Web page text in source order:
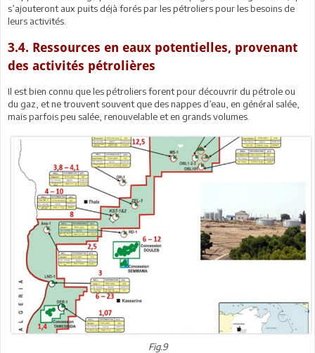
s’ajouteront aux puits déjà forés par les pétroliers pour les besoins de
leurs activités.
3.4. Ressources en eaux potentielles, provenant
des activités pétrolières
Il est bien connu que les pétroliers forent pour découvrir du pétrole ou
du gaz, et ne trouvent souvent que des nappes d’eau, en général salée,
mais parfois peu salée, renouvelable et en grands volumes.
Fig.9